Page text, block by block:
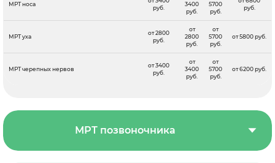
МРТ носа
руб.
3400
руб.
5700
руб.
руб.
МРТ уха
от 2800
руб.
от
2800
руб.
от
5700
руб.
от 5800 руб.
МРТ черепных нервов
от 3400
руб.
от
3400
руб.
от
5700
руб.
от 6200 руб.
МРТ позвоночника